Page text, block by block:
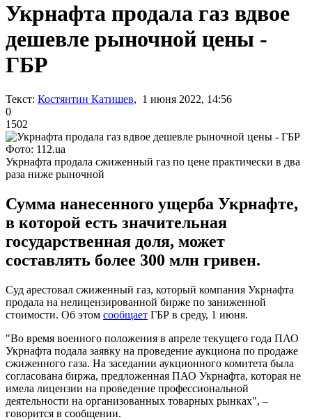
Укрнафта продала газ вдвое
дешевле рыночной цены -
ГБР
Текст: Костянтин Катишев, 1 июня 2022, 14:56
0
1502
Фото: 112.ua
Укрнафта продала сжиженный газ по цене практически в два
раза ниже рыночной
Сумма нанесенного ущерба Укрнафте,
в которой есть значительная
государственная доля, может
составлять более 300 млн гривен.
Суд арестовал сжиженный газ, который компания Укрнафта
продала на нелицензированной бирже по заниженной
стоимости. Об этом сообщает ГБР в среду, 1 июня.
"Во время военного положения в апреле текущего года ПАО
Укрнафта подала заявку на проведение аукциона по продаже
сжиженного газа. На заседании аукционного комитета была
согласована биржа, предложенная ПАО Укрнафта, которая не
имела лицензии на проведение профессиональной
деятельности на организованных товарных рынках", –
говорится в сообщении.